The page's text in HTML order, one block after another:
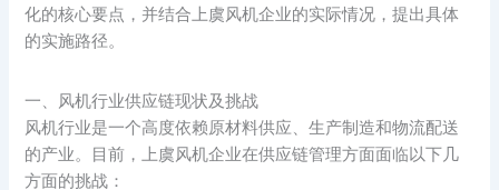
化的核心要点，并结合上虞风机企业的实际情况，提出具体
的实施路径。
一、风机行业供应链现状及挑战
风机行业是一个高度依赖原材料供应、生产制造和物流配送
的产业。目前，上虞风机企业在供应链管理方面面临以下几
方面的挑战：